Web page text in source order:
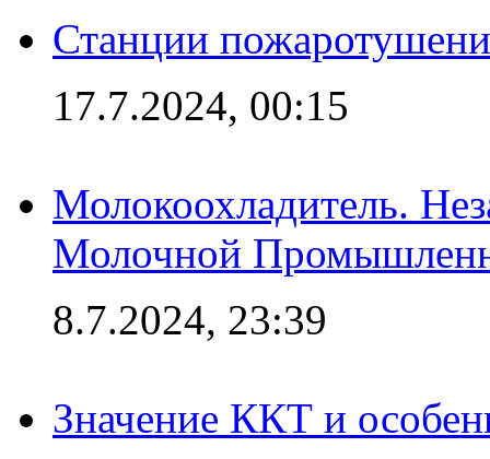
Станции
17.7.2024, 00:15
Молокоохладитель.
Молочной
8.7.2024, 23:39
Значение ККТ и